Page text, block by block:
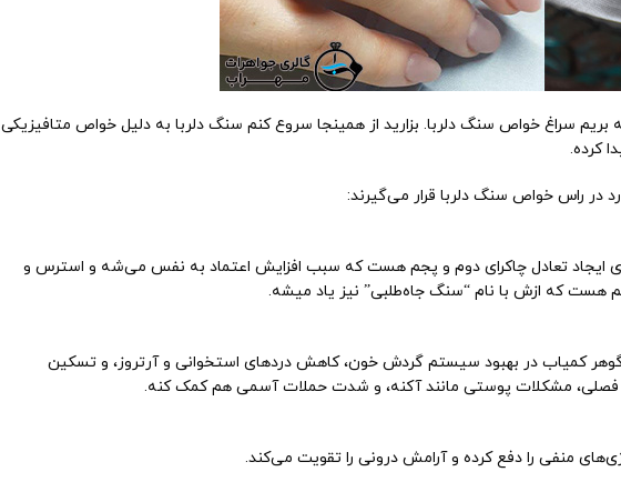
سراغ خواص سنگ دلربا. بزارید از همینجا سروع کنم سنگ دلربا به دلیل خواص متافیزیکی
کرده.
ایجاد تعادل چاکرای دوم و پجم هست که سبب افزایش اعتماد به نفس می‌شه و استرس و
هست که ازش با نام “سنگ جاه‌طلبی” نیز یاد میشه.
کمیاب در بهبود سیستم گردش خون، کاهش دردهای استخوانی و آرتروز، و تسکین
مشکلات پوستی مانند آکنه، و شدت حملات آسمی هم کمک کنه.
منفی را دفع کرده و آرامش درونی را تقویت می‌کند.